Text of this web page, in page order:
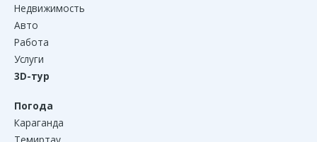
Недвижимость
Авто
Работа
Услуги
3D-тур
Погода
Караганда
Темиртау